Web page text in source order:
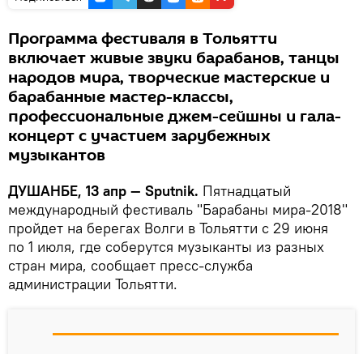
Программа фестиваля в Тольятти
включает живые звуки барабанов, танцы
народов мира, творческие мастерские и
барабанные мастер-классы,
профессиональные джем-сейшны и гала-
концерт с участием зарубежных
музыкантов
ДУШАНБЕ, 13 апр — Sputnik. Пятнадцатый
международный фестиваль "Барабаны мира-2018"
пройдет на берегах Волги в Тольятти с 29 июня
по 1 июля, где соберутся музыканты из разных
стран мира, сообщает пресс-служба
администрации Тольятти.